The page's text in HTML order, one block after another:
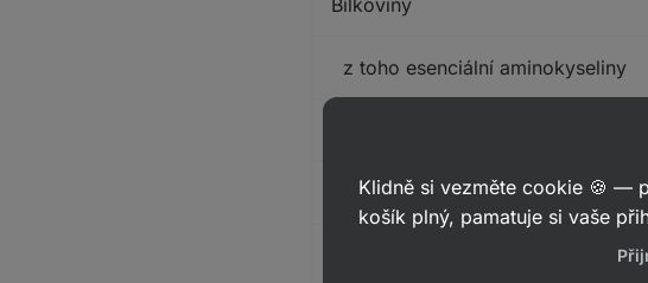
Bílkoviny
z toho esenciální aminokyseliny
Lipidy
Klidně si vezměte cookie 🍪 —
košík plný, pamatuje si vaše